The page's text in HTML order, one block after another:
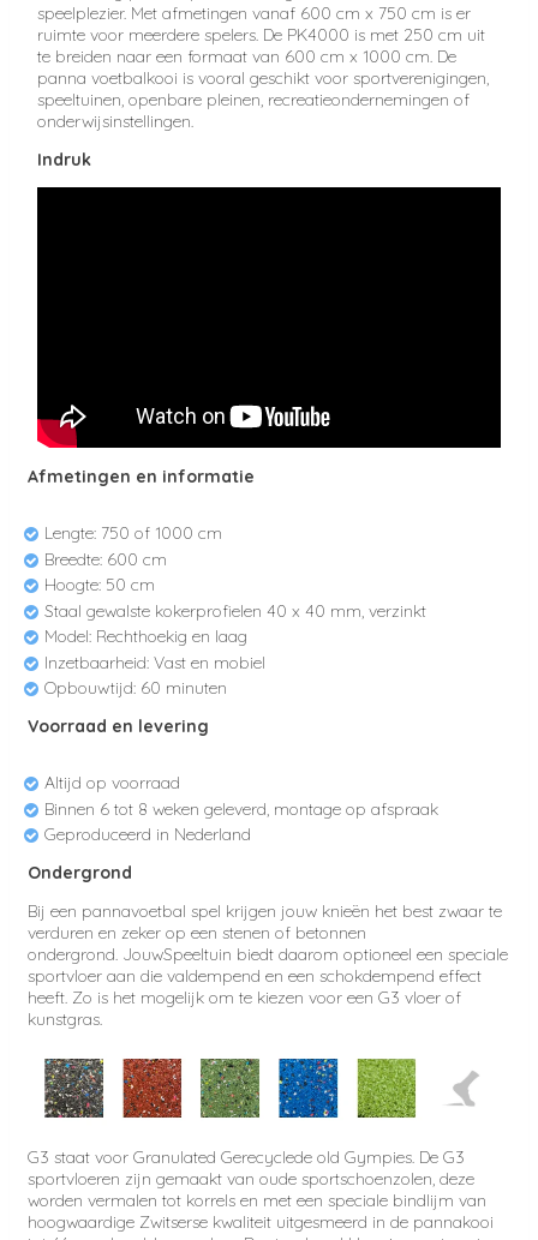
speelplezier. Met afmetingen vanaf 600 cm x 750 cm is er
ruimte voor meerdere spelers. De PK4000 is met 250 cm uit
te breiden naar een formaat van 600 cm x 1000 cm. De
panna voetbalkooi is vooral geschikt voor sportverenigingen,
speeltuinen, openbare pleinen, recreatieondernemingen of
onderwijsinstellingen.
Indruk
Afmetingen en informatie
Lengte: 750 of 1000 cm
Breedte: 600 cm
Hoogte: 50 cm
Staal gewalste kokerprofielen 40 x 40 mm, verzinkt
Model: Rechthoekig en laag
Inzetbaarheid: Vast en mobiel
Opbouwtijd: 60 minuten
Voorraad en levering
Altijd op voorraad
Binnen 6 tot 8 weken geleverd, montage op afspraak
Geproduceerd in Nederland
Ondergrond
Bij een pannavoetbal spel krijgen jouw knieën het best zwaar te
verduren en zeker op een stenen of betonnen
ondergrond. JouwSpeeltuin biedt daarom optioneel een speciale
sportvloer aan die valdempend en een schokdempend effect
heeft. Zo is het mogelijk om te kiezen voor een G3 vloer of
kunstgras.
G3 staat voor Granulated Gerecyclede old Gympies. De G3
sportvloeren zijn gemaakt van oude sportschoenzolen, deze
worden vermalen tot korrels en met een speciale bindlijm van
hoogwaardige Zwitserse kwaliteit uitgesmeerd in de pannakooi